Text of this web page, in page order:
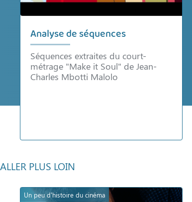
Analyse de séquences
Séquences extraites du court-
métrage "Make it Soul" de Jean-
Charles Mbotti Malolo
ALLER PLUS LOIN
Un peu d'histoire du cinéma